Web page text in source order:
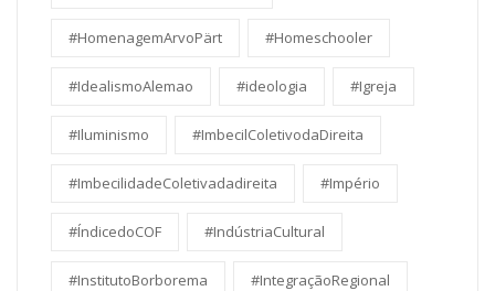
#HomenagemArvoPärt #Homeschooler
#IdealismoAlemao #ideologia #Igreja
#Iluminismo #ImbecilColetivodaDireita
#ImbecilidadeColetivadadireita #Império
#ÍndicedoCOF #IndústriaCultural
#InstitutoBorborema #IntegraçãoRegional